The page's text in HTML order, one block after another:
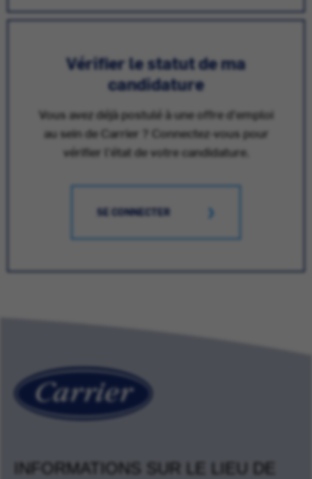
Vérifier le statut de ma
candidature
Vous avez déjà postulé à une offre d'emploi
au sein de Carrier ? Connectez-vous pour
vérifier l'état de votre candidature.
SE CONNECTER
INFORMATIONS SUR LE LIEU DE